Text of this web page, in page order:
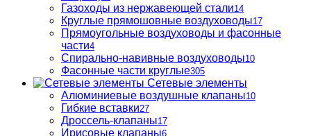
Газоходы из нержавеющей стали14
Круглые прямошовные воздуховоды17
Прямоугольные воздуховоды и фасонные
части4
Спирально-навивные воздуховоды10
Фасонные части круглые305
Сетевые элементы
Алюминиевые воздушные клапаны10
Гибкие вставки27
Дроссель-клапаны17
Ирисовые клапаны6